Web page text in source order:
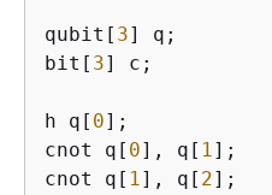
qubit[ 3] q;
bit[ 3] c;
h q[ 0];
cnot q[ 0], q[ 1 ];
cnot q[ 1 ], q[ 2];